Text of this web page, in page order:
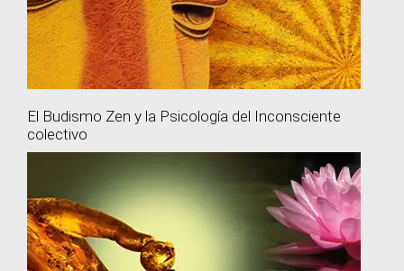
El Budismo Zen y la Psicología del Inconsciente
colectivo